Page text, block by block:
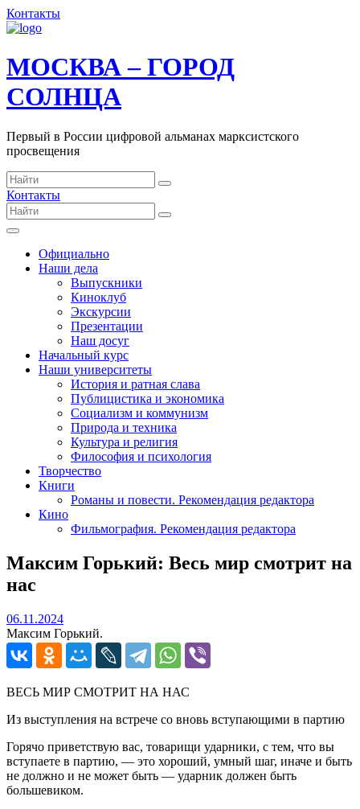
Контакты
МОСКВА – ГОРОД
СОЛНЦА
Первый в России цифровой альманах марксистского
просвещения
Контакты
Официально
Наши дела
Выпускники
Киноклуб
Экскурсии
Презентации
Наш досуг
Начальный курс
Наши университеты
История и ратная слава
Публицистика и экономика
Социализм и коммунизм
Природа и техника
Культура и религия
Философия и психология
Творчество
Книги
Романы и повести. Рекомендация редактора
Кино
Фильмография. Рекомендация редактора
Максим Горький: Весь мир смотрит на
нас
06.11.202406.11.2024
Максим Горький.
ВЕСЬ МИР СМОТРИТ НА НАС
Из выступления на встрече со вновь вступающими в партию
Горячо приветствую вас, товарищи ударники, с тем, что вы
вступаете в партию, — это хороший, умный шаг, иначе и быть
не должно и не может быть — ударник должен быть
большевиком.